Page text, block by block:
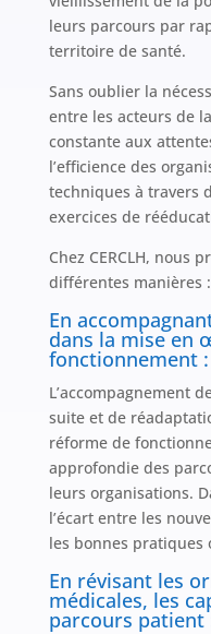
leurs parcours par
territoire de santé.
Sans oublier la
entre les acteurs de
constante aux
l’efficience des
techniques à travers
exercices de
Chez CERCLH, nous
différentes manières :
En
dans la mise en
fonctionnement :
L’accompagnement
suite et de
réforme de
approfondie des
leurs organisations.
l’écart entre les
les bonnes pratiques
En révisant les
médicales, les
parcours patient